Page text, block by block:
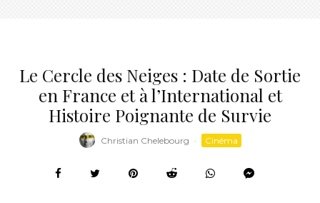
Le Cercle des Neiges : Date de Sortie
en France et à l’International et
Histoire Poignante de Survie
Christian Chelebourg · Cinéma